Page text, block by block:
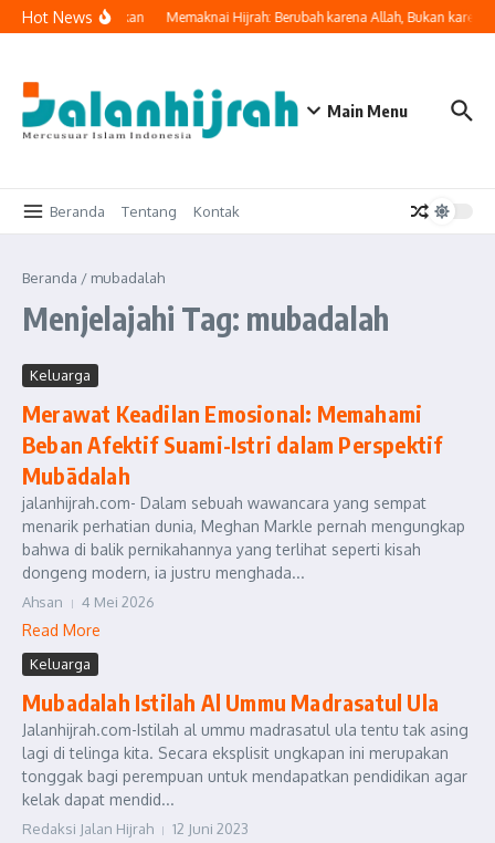
Lewati ke konten
Hot News
di Jalan Kebaikan Memaknai Hijrah: Berubah karena Allah, Bukan karena
Main Menu
Beranda Tentang Kontak
Beranda / mubadalah
Menjelajahi Tag: mubadalah
Keluarga
Merawat Keadilan Emosional: Memahami
Beban Afektif Suami-Istri dalam Perspektif
Mubādalah
jalanhijrah.com- Dalam sebuah wawancara yang sempat
menarik perhatian dunia, Meghan Markle pernah mengungkap
bahwa di balik pernikahannya yang terlihat seperti kisah
dongeng modern, ia justru menghada...
Ahsan 4 Mei 2026
Read More
Keluarga
Mubadalah Istilah Al Ummu Madrasatul Ula
Jalanhijrah.com-Istilah al ummu madrasatul ula tentu tak asing
lagi di telinga kita. Secara eksplisit ungkapan ini merupakan
tonggak bagi perempuan untuk mendapatkan pendidikan agar
kelak dapat mendid...
Redaksi Jalan Hijrah 12 Juni 2023